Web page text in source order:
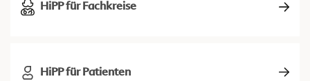
HiPP für Fachkreise
HiPP für Patienten